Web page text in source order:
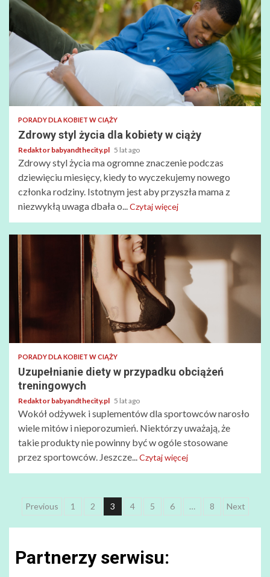
PORADY DLA KOBIET W CIĄŻY
Zdrowy styl życia dla kobiety w ciąży
Redaktor babyandthecity.pl 5 lat ago
Zdrowy styl życia ma ogromne znaczenie podczas
dziewięciu miesięcy, kiedy to wyczekujemy nowego
członka rodziny. Istotnym jest aby przyszła mama z
niezwykłą uwaga dbała o...Czytaj więcej
PORADY DLA KOBIET W CIĄŻY
Uzupełnianie diety w przypadku obciążeń
treningowych
Redaktor babyandthecity.pl 5 lat ago
Wokół odżywek i suplementów dla sportowców narosło
wiele mitów i nieporozumień. Niektórzy uważają, że
takie produkty nie powinny być w ogóle stosowane
przez sportowców. Jeszcze...Czytaj więcej
Nawigacja
po
wpisach
Previous 1 2 3 4 5 6 … 8 Next
Partnerzy serwisu: